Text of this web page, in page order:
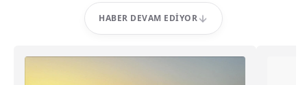
HABER DEVAM EDIYOR